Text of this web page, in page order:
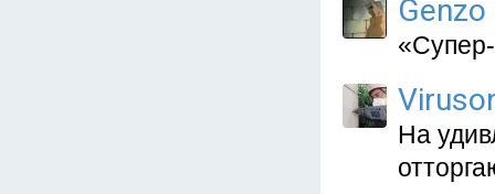
Genzo
На